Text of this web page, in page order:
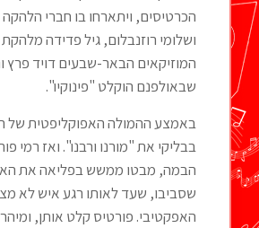
הכרטיסים, ויתארחו בו חברי
ושלומי רוזנבלום, גיל פדידה
המוזיקאים הבאר-שבעים דויד פרץ
שבאולפנם הוקלט "פינוקיו".
באמצע ההמולה האפוקליפטית של
בבליקי את "מורנו ורבנו". ואז רמי
הבמה, מבטו ממשש בפליאה את
שסביבו, שעד לאותו רגע איש לא
האפקטיבי. פורטיס קלט אותן,